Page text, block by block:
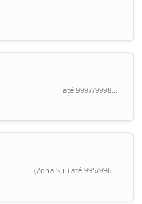
até 9997/9998...
(Zona Sul) até 995/996...